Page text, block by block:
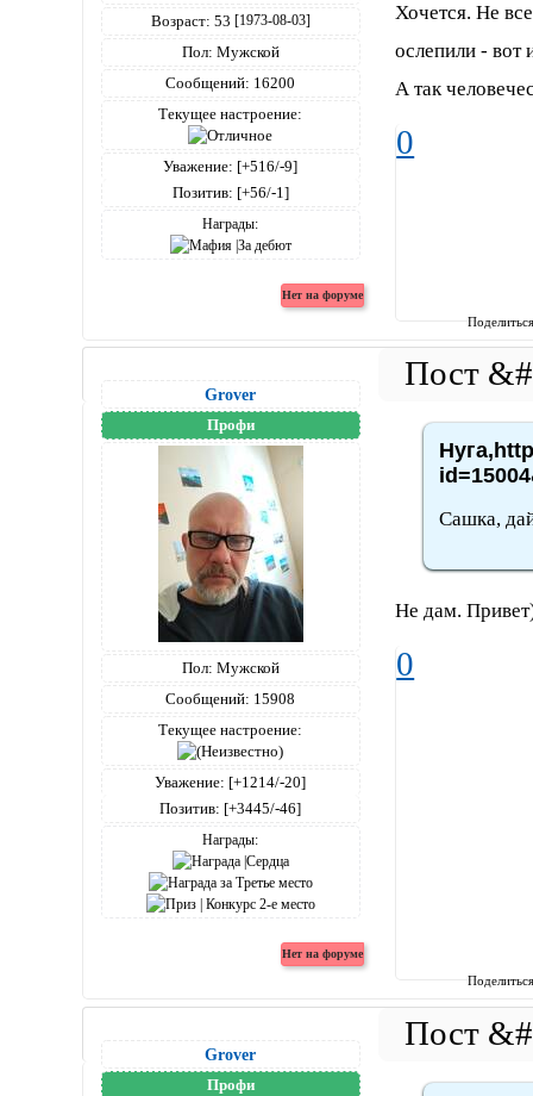
Возраст: 53 [1973-08-03]
Пол: Мужской
Сообщений: 16200
Текущее настроение:
Уважение: [+516/-9]
Позитив: [+56/-1]
Награды:
Хочется. Не
ослепили - вот
А так
0
Grover
Профи
Пол: Мужской
Сообщений: 15908
Текущее настроение:
Уважение: [+1214/-20]
Позитив: [+3445/-46]
Награды:
Сашка,
Не дам.
0
Grover
Профи